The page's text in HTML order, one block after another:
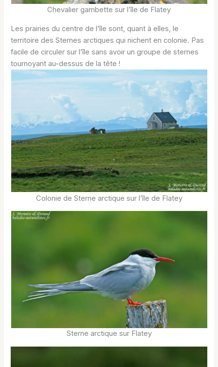
Chevalier gambette sur l’île de Flatey
Les prairies du centre de l’île sont, quant à elles, le
territoire des Sternes arctiques qui nichent en colonie. Pas
facile de circuler sur l’île sans avoir un groupe de sternes
tournoyant au-dessus de la tête !
Colonie de Sterne arctique sur l’île de Flatey
Sterne arctique sur Flatey